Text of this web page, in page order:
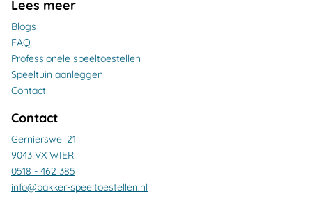
Lees meer
Blogs
FAQ
Professionele speeltoestellen
Speeltuin aanleggen
Contact
Contact
Gernierswei 21
9043 VX WIER
0518 - 462 385
info@bakker-speeltoestellen.nl